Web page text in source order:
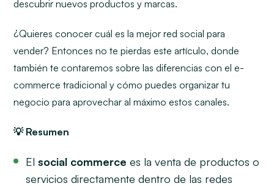
descubrir nuevos productos y marcas.
¿Quieres conocer cuál es la mejor red social para
vender? Entonces no te pierdas este artículo, donde
también te contaremos sobre las diferencias con el e-
commerce tradicional y cómo puedes organizar tu
negocio para aprovechar al máximo estos canales.
💡 Resumen
Elsocial commerce es la venta de productos o
servicios directamente dentro de las redes